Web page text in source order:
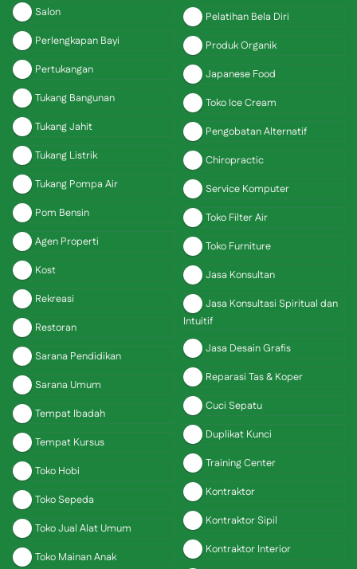
Salon
Perlengkapan Bayi
Pertukangan
Tukang Bangunan
Tukang Jahit
Tukang Listrik
Tukang Pompa Air
Pom Bensin
Agen Properti
Kost
Rekreasi
Restoran
Sarana Pendidikan
Sarana Umum
Tempat Ibadah
Tempat Kursus
Toko Hobi
Toko Sepeda
Toko Jual Alat Umum
Toko Mainan Anak
Pelatihan Bela Diri
Produk Organik
Japanese Food
Toko Ice Cream
Pengobatan Alternatif
Chiropractic
Service Komputer
Toko Filter Air
Toko Furniture
Jasa Konsultan
Jasa Konsultasi Spiritual dan
Intuitif
Jasa Desain Grafis
Reparasi Tas & Koper
Cuci Sepatu
Duplikat Kunci
Training Center
Kontraktor
Kontraktor Sipil
Kontraktor Interior